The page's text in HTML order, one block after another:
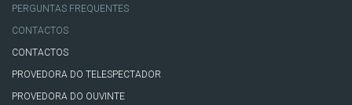
PERGUNTAS FREQUENTES
CONTACTOS
CONTACTOS
PROVEDORA DO TELESPECTADOR
PROVEDORA DO OUVINTE